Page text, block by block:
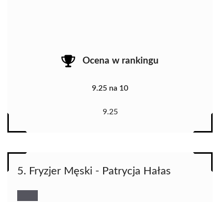
Ocena w rankingu
9.25 na 10
9.25
5. Fryzjer Męski - Patrycja Hałas